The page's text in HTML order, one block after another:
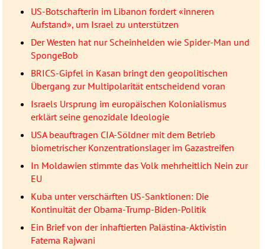
US-Botschafterin im Libanon fordert «inneren
Aufstand», um Israel zu unterstützen
Der Westen hat nur Scheinhelden wie Spider-Man und
SpongeBob
BRICS-Gipfel in Kasan bringt den geopolitischen
Übergang zur Multipolarität entscheidend voran
Israels Ursprung im europäischen Kolonialismus
erklärt seine genozidale Ideologie
USA beauftragen CIA-Söldner mit dem Betrieb
biometrischer Konzentrationslager im Gazastreifen
In Moldawien stimmte das Volk mehrheitlich Nein zur
EU
Kuba unter verschärften US-Sanktionen: Die
Kontinuität der Obama-Trump-Biden-Politik
Ein Brief von der inhaftierten Palästina-Aktivistin
Fatema Rajwani